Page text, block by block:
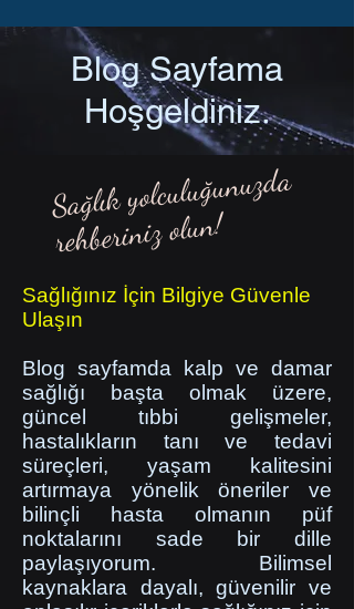
Blog Sayfama
Hoşgeldiniz.
Sağlık yolculuğunuzda
rehberiniz olun!
Sağlığınız İçin Bilgiye Güvenle
Ulaşın
Blog sayfamda kalp ve damar
sağlığı başta olmak üzere,
güncel tıbbi gelişmeler,
hastalıkların tanı ve tedavi
süreçleri, yaşam kalitesini
artırmaya yönelik öneriler ve
bilinçli hasta olmanın püf
noktalarını sade bir dille
paylaşıyorum. Bilimsel
kaynaklara dayalı, güvenilir ve